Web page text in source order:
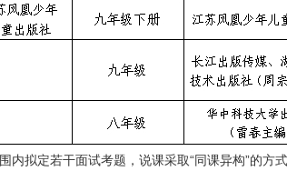
内拟定若干面试考题，说课采取“同课异构”的方